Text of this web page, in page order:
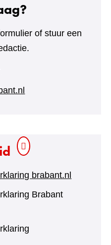
of stuur een
brabant.nl
Brabant